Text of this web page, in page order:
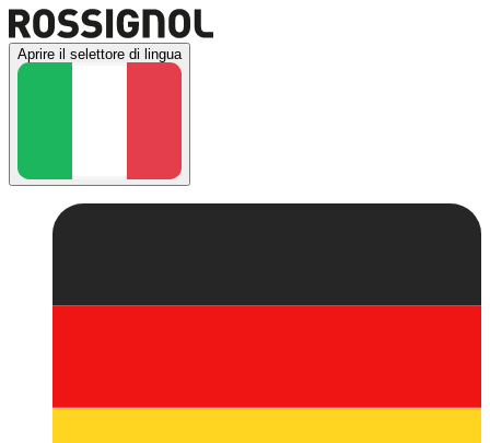
Aprire il selettore di lingua